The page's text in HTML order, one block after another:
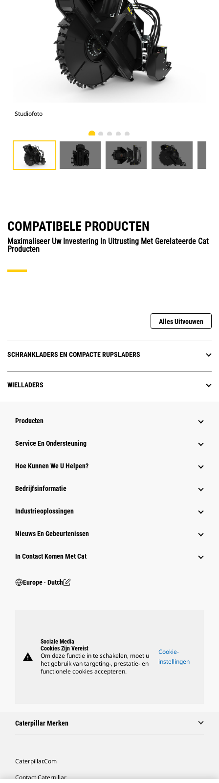
Studiofoto
COMPATIBELE PRODUCTEN
Maximaliseer Uw Investering In Uitrusting Met Gerelateerde Cat
Producten
Alles Uitvouwen
SCHRANKLADERS EN COMPACTE RUPSLADERS
WIELLADERS
Producten
Service En Ondersteuning
Hoe Kunnen We U Helpen?
Bedrijfsinformatie
Industrieoplossingen
Nieuws En Gebeurtenissen
In Contact Komen Met Cat
Europe ‧ Dutch
warning
Sociale Media
Cookies Zijn Vereist
Om deze functie in te schakelen, moet u
het gebruik van targeting-, prestatie- en
functionele cookies accepteren.
Cookie-
instellingen
Caterpillar Merken
Caterpillar.com
Contact Caterpillar